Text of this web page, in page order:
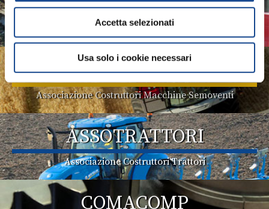
Accetta selezionati
Usa solo i cookie necessari
Associazione Costruttori Implements
ASSOMASE
Associazione Costruttori Macchine Semoventi
ASSOTRATTORI
Associazione Costruttori Trattori
COMACOMP